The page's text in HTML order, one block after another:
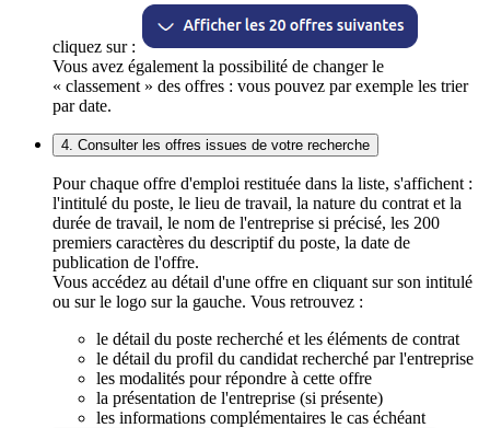
cliquez sur :
Vous avez également la possibilité de changer le
« classement » des offres : vous pouvez par exemple les trier
par date.
4. Consulter les offres issues de votre recherche
Pour chaque offre d'emploi restituée dans la liste, s'affichent :
l'intitulé du poste, le lieu de travail, la nature du contrat et la
durée de travail, le nom de l'entreprise si précisé, les 200
premiers caractères du descriptif du poste, la date de
publication de l'offre.
Vous accédez au détail d'une offre en cliquant sur son intitulé
ou sur le logo sur la gauche. Vous retrouvez :
le détail du poste recherché et les éléments de contrat
le détail du profil du candidat recherché par l'entreprise
les modalités pour répondre à cette offre
la présentation de l'entreprise (si présente)
les informations complémentaires le cas échéant